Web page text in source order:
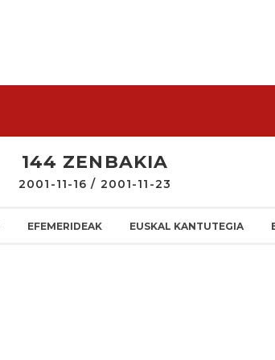
144 ZENBAKIA
2001-11-16 / 2001-11-23
EFEMERIDEAK EUSKAL KANTUTEGIA